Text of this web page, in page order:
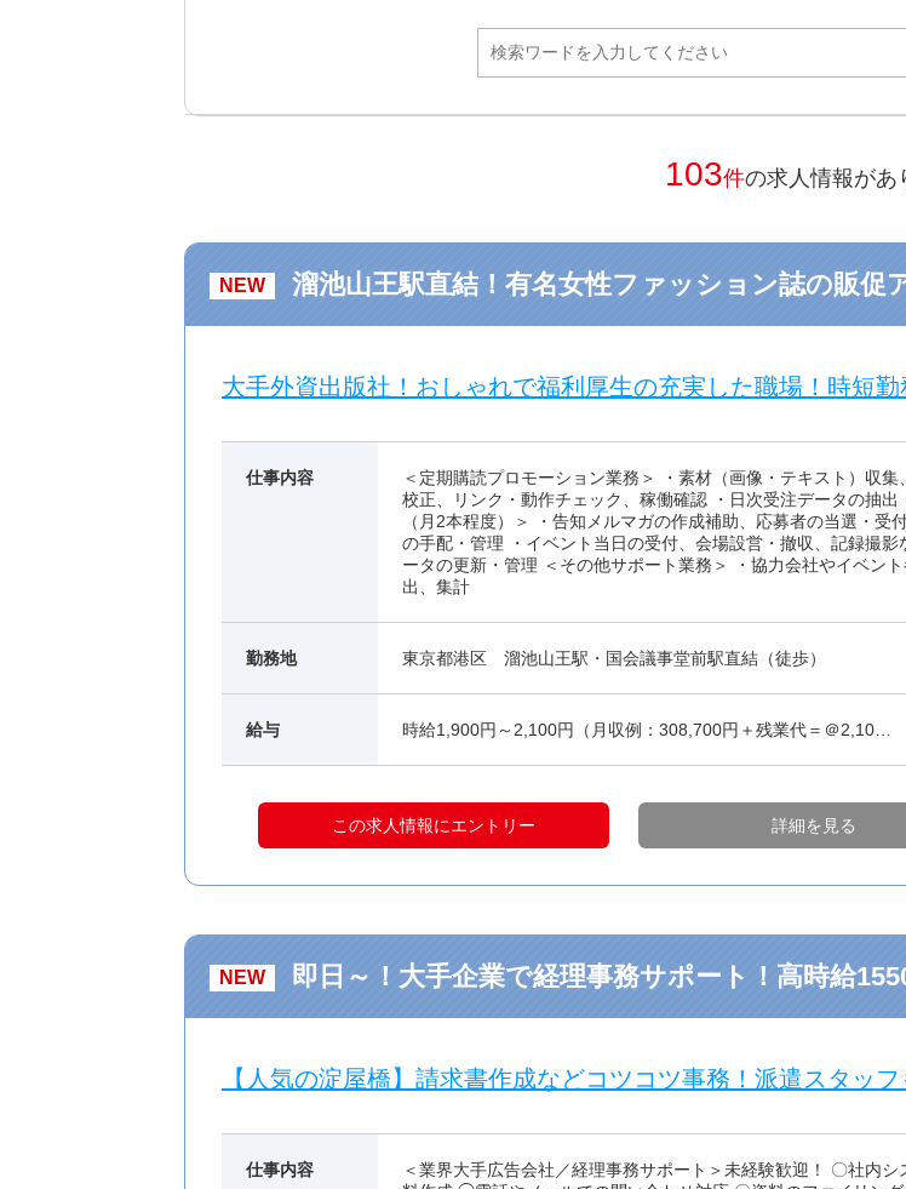
103件の求人情報があ
NEW 溜池山王駅直結！有名女性ファッション誌の販促
大手外資出版社！おしゃれで福利厚生の充実した職場！時短勤
仕事内容
＜定期購読プロモーション業務＞ ・素材（画像・テキスト）収
校正、リンク・動作チェック、稼働確認 ・日次受注データの抽
（月2本程度）＞ ・告知メルマガの作成補助、応募者の当選・受
の手配・管理 ・イベント当日の受付、会場設営・撤収、記録撮
ータの更新・管理 ＜その他サポート業務＞ ・協力会社やイベン
出、集計
勤務地 東京都港区 溜池山王駅・国会議事堂前駅直結（徒歩）
給与 時給1,900円～2,100円（月収例：308,700円＋残業代＝＠2,10…
この求人情報にエントリー 詳細を見る
NEW 即日～！大手企業で経理事務サポート！高時給
【人気の淀屋橋】請求書作成などコツコツ事務！派遣スタッ
仕事内容
＜業界大手広告会社／経理事務サポート＞未経験歓迎！ 〇社内